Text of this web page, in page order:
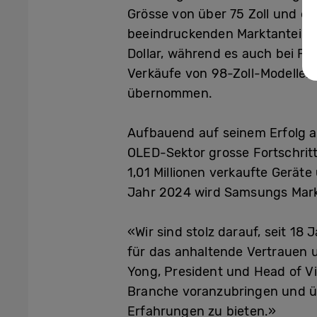
Grösse von über 75 Zoll und
beeindruckenden Marktanteil
Dollar, während es auch bei
Verkäufe von 98-Zoll-
übernommen.
Aufbauend auf seinem Erfolg
OLED-Sektor grosse
1,01 Millionen verkaufte
Jahr 2024 wird Samsungs
«Wir sind stolz darauf, seit 18
für das anhaltende Vertrauen
Yong, President und Head of
Branche voranzubringen und
Erfahrungen zu bieten.»